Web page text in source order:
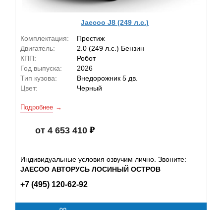
Jaecoo J8 (249 л.с.)
Комплектация:
Престиж
Двигатель:
2.0 (249 л.с.) Бензин
КПП:
Робот
Год выпуска:
2026
Тип кузова:
Внедорожник 5 дв.
Цвет:
Черный
Подробнее
от 4 653 410
Индивидуальные условия озвучим лично. Звоните:
JAECOO АВТОРУСЬ ЛОСИНЫЙ ОСТРОВ
+7 (495) 120-62-92